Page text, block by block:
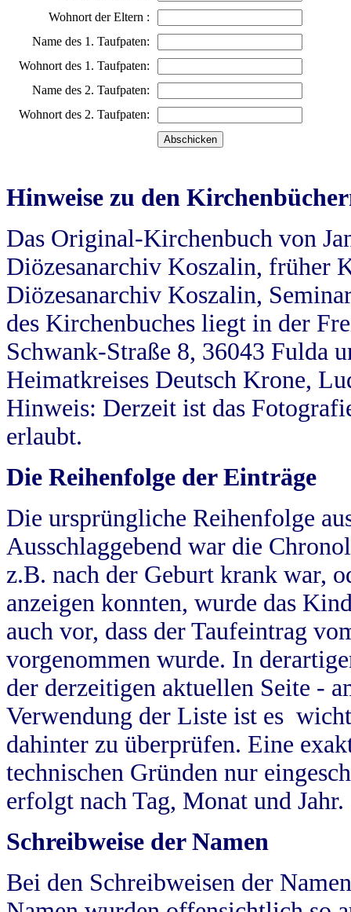
Wohnort der Eltern :
Name des 1. Taufpaten:
Wohnort des 1. Taufpaten:
Name des 2. Taufpaten:
Wohnort des 2. Taufpaten:
Hinweise zu den
Das Original-Kirchenbuch von
Diözesanarchiv Koszalin, früher
Diözesanarchiv Koszalin,
des Kirchenbuches liegt in der
Schwank-Straße 8, 36043 Fulda
Heimatkreises Deutsch Krone,
Hinweis: Derzeit ist das
erlaubt.
Die Reihenfolge der Einträge
Die ursprüngliche Reihenfolge
Ausschlaggebend war die
z.B. nach der Geburt krank war,
anzeigen konnten, wurde das
auch vor, dass der Taufeintrag
vorgenommen wurde. In
der derzeitigen aktuellen Seite -
Verwendung der Liste ist es
dahinter zu überprüfen. Eine
technischen Gründen nur
erfolgt nach Tag, Monat und Jahr.
Schreibweise der Namen
Bei den Schreibweisen der